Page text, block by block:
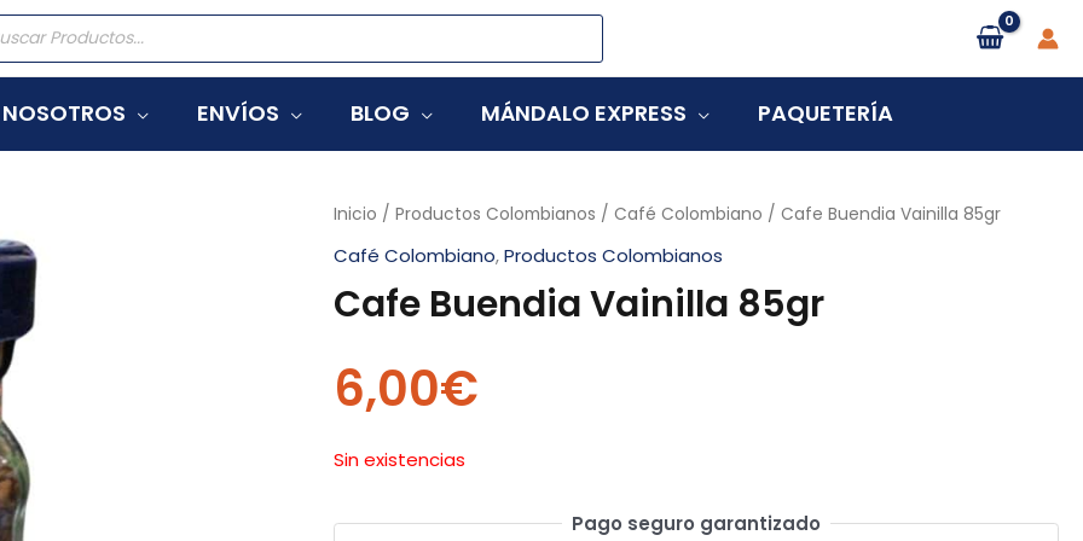
NOSOTROS ENVÍOS BLOG MÁNDALO EXPRESS PAQUETERÍA
Inicio /Productos Colombianos /Café Colombiano / Cafe Buendia Vainilla 85gr
Café Colombiano,Productos Colombianos
Cafe Buendia Vainilla 85gr
6,00€
Sin existencias
Pago seguro garantizado